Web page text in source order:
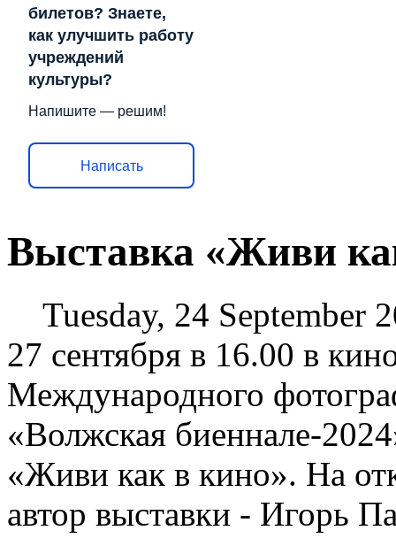
билетов? Знаете,
как улучшить работу
учреждений
культуры?
Напишите — решим!
Написать
Выставка «Живи
Tuesday, 24 September
27 сентября в 16.00 в
Международного
«Волжская биеннале-
«Живи как в кино». На
автор выставки - Игорь